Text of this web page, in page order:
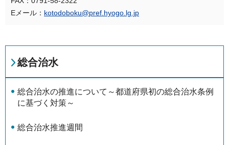
Eメール： kotodoboku@pref.hyogo.lg.jp
総合治水
総合治水の推進について～都道府県初の総合治水条例
に基づく対策～
総合治水推進週間